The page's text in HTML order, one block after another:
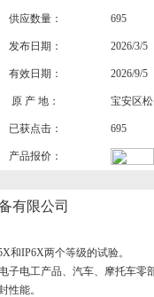
供应数量： 695
发布日期： 2026/3/5
有效日期： 2026/9/5
原 产 地： 宝安区
已获点击： 695
产品报价：
有限公司
和IP6X两个等级的试验。
电工产品、汽车、摩托车零部
性能。